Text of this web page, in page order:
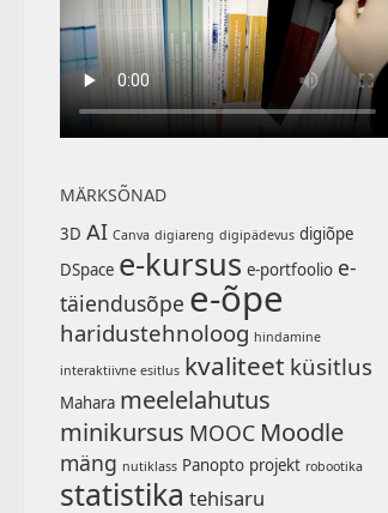
MÄRKSÕNAD
3D AI Canva digiareng digipädevus digiõpe
DSpace e-kursus e-portfoolio e-
täiendusõpe e-õpe
haridustehnoloog hindamine
interaktiivne esitlus kvaliteet küsitlus
Mahara meelelahutus
minikursus MOOC Moodle
mäng nutiklass Panopto projekt robootika
statistika tehisaru